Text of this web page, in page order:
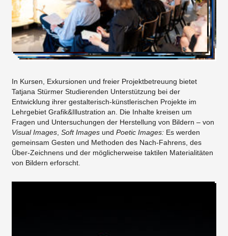
In Kursen, Exkursionen und freier Projektbetreuung bietet
Tatjana Stürmer Studierenden Unterstützung bei der
Entwicklung ihrer gestalterisch-künstlerischen Projekte im
Lehrgebiet Grafik&Illustration an. Die Inhalte kreisen um
Fragen und Untersuchungen der Herstellung von Bildern – von
Visual Images Soft Images und Poetic Images: ​ Es werden
gemeinsam Gesten und Methoden des Nach-Fahrens, des
Über-Zeichnens und der möglicherweise taktilen Materialitäten
von Bildern erforscht.